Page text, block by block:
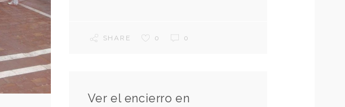
SHARE 0 0
Ver el encierro en